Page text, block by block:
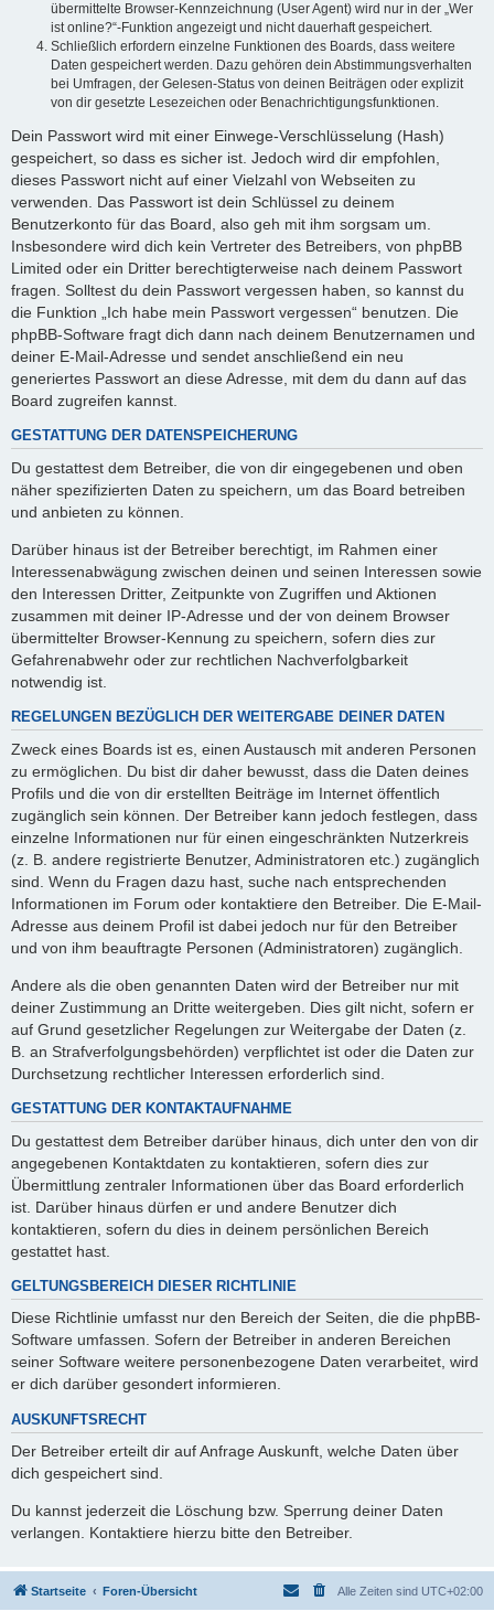
übermittelte Browser-Kennzeichnung (User Agent) wird nur in der „Wer
ist online?“-Funktion angezeigt und nicht dauerhaft gespeichert.
Schließlich erfordern einzelne Funktionen des Boards, dass weitere
Daten gespeichert werden. Dazu gehören dein Abstimmungsverhalten
bei Umfragen, der Gelesen-Status von deinen Beiträgen oder explizit
von dir gesetzte Lesezeichen oder Benachrichtigungsfunktionen.
Dein Passwort wird mit einer Einwege-Verschlüsselung (Hash)
gespeichert, so dass es sicher ist. Jedoch wird dir empfohlen,
dieses Passwort nicht auf einer Vielzahl von Webseiten zu
verwenden. Das Passwort ist dein Schlüssel zu deinem
Benutzerkonto für das Board, also geh mit ihm sorgsam um.
Insbesondere wird dich kein Vertreter des Betreibers, von phpBB
Limited oder ein Dritter berechtigterweise nach deinem Passwort
fragen. Solltest du dein Passwort vergessen haben, so kannst du
die Funktion „Ich habe mein Passwort vergessen“ benutzen. Die
phpBB-Software fragt dich dann nach deinem Benutzernamen und
deiner E-Mail-Adresse und sendet anschließend ein neu
generiertes Passwort an diese Adresse, mit dem du dann auf das
Board zugreifen kannst.
GESTATTUNG DER DATENSPEICHERUNG
Du gestattest dem Betreiber, die von dir eingegebenen und oben
näher spezifizierten Daten zu speichern, um das Board betreiben
und anbieten zu können.
Darüber hinaus ist der Betreiber berechtigt, im Rahmen einer
Interessenabwägung zwischen deinen und seinen Interessen sowie
den Interessen Dritter, Zeitpunkte von Zugriffen und Aktionen
zusammen mit deiner IP-Adresse und der von deinem Browser
übermittelter Browser-Kennung zu speichern, sofern dies zur
Gefahrenabwehr oder zur rechtlichen Nachverfolgbarkeit
notwendig ist.
REGELUNGEN BEZÜGLICH DER WEITERGABE DEINER DATEN
Zweck eines Boards ist es, einen Austausch mit anderen Personen
zu ermöglichen. Du bist dir daher bewusst, dass die Daten deines
Profils und die von dir erstellten Beiträge im Internet öffentlich
zugänglich sein können. Der Betreiber kann jedoch festlegen, dass
einzelne Informationen nur für einen eingeschränkten Nutzerkreis
(z. B. andere registrierte Benutzer, Administratoren etc.) zugänglich
sind. Wenn du Fragen dazu hast, suche nach entsprechenden
Informationen im Forum oder kontaktiere den Betreiber. Die E-Mail-
Adresse aus deinem Profil ist dabei jedoch nur für den Betreiber
und von ihm beauftragte Personen (Administratoren) zugänglich.
Andere als die oben genannten Daten wird der Betreiber nur mit
deiner Zustimmung an Dritte weitergeben. Dies gilt nicht, sofern er
auf Grund gesetzlicher Regelungen zur Weitergabe der Daten (z.
B. an Strafverfolgungsbehörden) verpflichtet ist oder die Daten zur
Durchsetzung rechtlicher Interessen erforderlich sind.
GESTATTUNG DER KONTAKTAUFNAHME
Du gestattest dem Betreiber darüber hinaus, dich unter den von dir
angegebenen Kontaktdaten zu kontaktieren, sofern dies zur
Übermittlung zentraler Informationen über das Board erforderlich
ist. Darüber hinaus dürfen er und andere Benutzer dich
kontaktieren, sofern du dies in deinem persönlichen Bereich
gestattet hast.
GELTUNGSBEREICH DIESER RICHTLINIE
Diese Richtlinie umfasst nur den Bereich der Seiten, die die phpBB-
Software umfassen. Sofern der Betreiber in anderen Bereichen
seiner Software weitere personenbezogene Daten verarbeitet, wird
er dich darüber gesondert informieren.
AUSKUNFTSRECHT
Der Betreiber erteilt dir auf Anfrage Auskunft, welche Daten über
dich gespeichert sind.
Du kannst jederzeit die Löschung bzw. Sperrung deiner Daten
verlangen. Kontaktiere hierzu bitte den Betreiber.
Startseite Foren-Übersicht Alle Zeiten sind UTC+02:00